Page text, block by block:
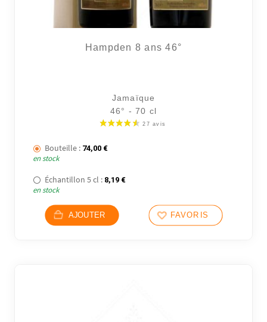
Hampden 8 ans 46°
Jamaïque
46° - 70 cl
Bouteille : 74,00 €
en stock
Échantillon 5 cl : 8,19 €
en stock
AJOUTER FAVORIS